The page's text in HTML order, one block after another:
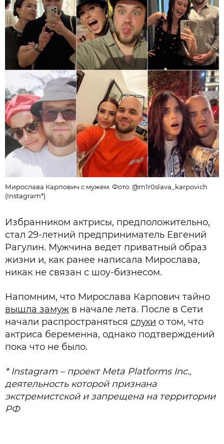
Мирослава Карпович с мужем. Фото: @m1r0slava_karpovich
(Instagram*)
Избранником актрисы, предположительно,
стал 29-летний предприниматель Евгений
Рагулин. Мужчина ведет приватный образ
жизни и, как ранее написала Мирослава,
никак не связан с шоу-бизнесом.
Напомним, что Мирослава Карпович тайно
вышла замуж в начале лета. После в Сети
начали распространяться слухи о том, что
актриса беременна, однако подтверждений
пока что не было.
* Instagram – проект Meta Platforms Inc.,
деятельность которой признана
экстремистской и запрещена на территории
РФ